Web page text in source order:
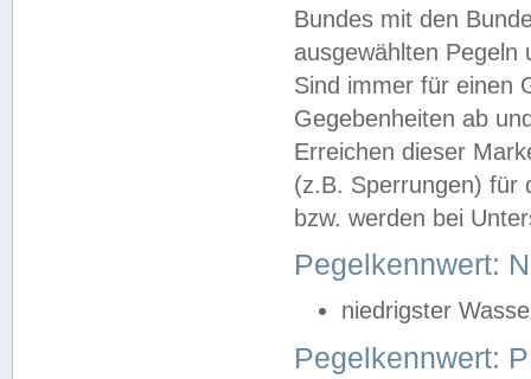
Bundes mit den
ausgewählten
Sind immer für einen
Gegebenheiten ab
Erreichen dieser
(z.B. Sperrungen) für
bzw. werden bei
Pegelkennwert:
niedrigster
Pegelkennwert: